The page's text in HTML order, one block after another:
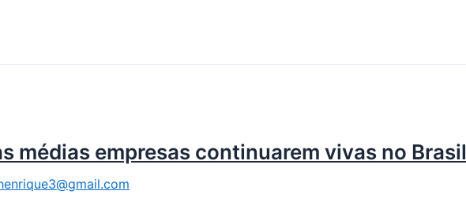
médias empresas continuarem vivas no Brasil